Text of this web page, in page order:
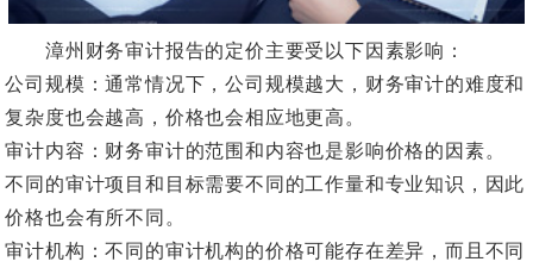
漳州财务审计报告的定价主要受以下因素影响：
公司规模：通常情况下，公司规模越大，财务审计的难度和
复杂度也会越高，价格也会相应地更高。
审计内容：财务审计的范围和内容也是影响价格的因素。
不同的审计项目和目标需要不同的工作量和专业知识，因此
价格也会有所不同。
审计机构：不同的审计机构的价格可能存在差异，而且不同